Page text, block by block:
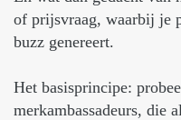
of prijsvraag, waarbij je
buzz genereert.
Het basisprincipe:
merkambassadeurs, die